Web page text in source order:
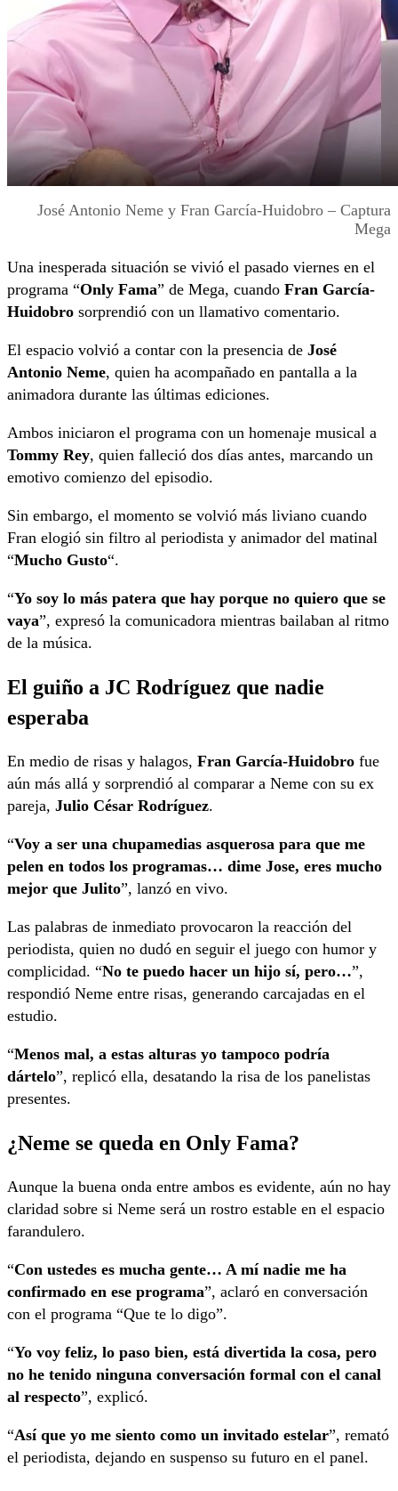
José Antonio Neme y Fran García-Huidobro – Captura
Mega
Una inesperada situación se vivió el pasado viernes en el
programa “Only Fama” de Mega, cuando Fran García-
Huidobro sorprendió con un llamativo comentario.
El espacio volvió a contar con la presencia de José
Antonio Neme, quien ha acompañado en pantalla a la
animadora durante las últimas ediciones.
Ambos iniciaron el programa con un homenaje musical a
Tommy Rey, quien falleció dos días antes, marcando un
emotivo comienzo del episodio.
Sin embargo, el momento se volvió más liviano cuando
Fran elogió sin filtro al periodista y animador del matinal
“Mucho Gusto“.
“Yo soy lo más patera que hay porque no quiero que se
vaya”, expresó la comunicadora mientras bailaban al ritmo
de la música.
El guiño a JC Rodríguez que nadie
esperaba
En medio de risas y halagos, Fran García-Huidobro fue
aún más allá y sorprendió al comparar a Neme con su ex
pareja, Julio César Rodríguez.
“Voy a ser una chupamedias asquerosa para que me
pelen en todos los programas… dime Jose, eres mucho
mejor que Julito”, lanzó en vivo.
Las palabras de inmediato provocaron la reacción del
periodista, quien no dudó en seguir el juego con humor y
complicidad. “No te puedo hacer un hijo sí, pero…”,
respondió Neme entre risas, generando carcajadas en el
estudio.
“Menos mal, a estas alturas yo tampoco podría
dártelo”, replicó ella, desatando la risa de los panelistas
presentes.
¿Neme se queda en Only Fama?
Aunque la buena onda entre ambos es evidente, aún no hay
claridad sobre si Neme será un rostro estable en el espacio
farandulero.
“Con ustedes es mucha gente… A mí nadie me ha
confirmado en ese programa”, aclaró en conversación
con el programa “Que te lo digo”.
“Yo voy feliz, lo paso bien, está divertida la cosa, pero
no he tenido ninguna conversación formal con el canal
al respecto”, explicó.
“Así que yo me siento como un invitado estelar”, remató
el periodista, dejando en suspenso su futuro en el panel.